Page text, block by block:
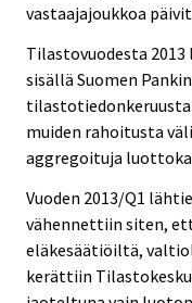
vastaajajoukkoa
Tilastovuodesta
sisällä Suomen
muiden rahoitusta
aggregoituja
Vuoden 2013/Q1
vähennettiin siten,
eläkesäätiöiltä,
kerättiin